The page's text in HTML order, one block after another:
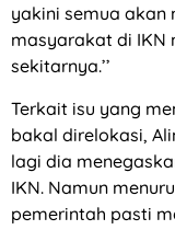
yakini semua akan
masyarakat di IKN
sekitarnya.’’
Terkait isu yang
bakal direlokasi,
lagi dia
IKN. Namun
pemerintah pasti